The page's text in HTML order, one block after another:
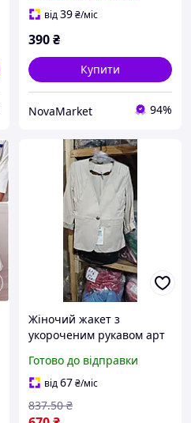
від39₴/міс
390₴
Купити
NovaMarket 94%
Жіночий жакет з
укороченим рукавом арт
із костюмної тканини
розміри 42 44 46 48
Готово до відправки
від67₴/міс
837.50 ₴